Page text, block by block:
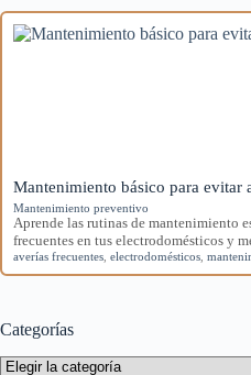
Mantenimiento básico para evitar
Mantenimiento preventivo
Aprende las rutinas de mantenimiento
frecuentes en tus electrodomésticos y
averías frecuentes electrodomésticos
Categorías
Categorías